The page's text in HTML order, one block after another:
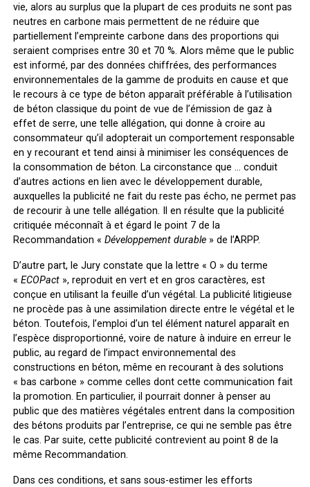
vie, alors au surplus que la plupart de ces produits ne sont pas
neutres en carbone mais permettent de ne réduire que
partiellement l’empreinte carbone dans des proportions qui
seraient comprises entre 30 et 70 %. Alors même que le public
est informé, par des données chiffrées, des performances
environnementales de la gamme de produits en cause et que
le recours à ce type de béton apparaît préférable à l’utilisation
de béton classique du point de vue de l’émission de gaz à
effet de serre, une telle allégation, qui donne à croire au
consommateur qu’il adopterait un comportement responsable
en y recourant et tend ainsi à minimiser les conséquences de
la consommation de béton. La circonstance que … conduit
d’autres actions en lien avec le développement durable,
auxquelles la publicité ne fait du reste pas écho, ne permet pas
de recourir à une telle allégation. Il en résulte que la publicité
critiquée méconnaît à et égard le point 7 de la
Recommandation « Développement durable» de l’ARPP.
D’autre part, le Jury constate que la lettre « O » du terme
« ECOPact», reproduit en vert et en gros caractères, est
conçue en utilisant la feuille d’un végétal. La publicité litigieuse
ne procède pas à une assimilation directe entre le végétal et le
béton. Toutefois, l’emploi d’un tel élément naturel apparaît en
l’espèce disproportionné, voire de nature à induire en erreur le
public, au regard de l’impact environnemental des
constructions en béton, même en recourant à des solutions
« bas carbone » comme celles dont cette communication fait
la promotion. En particulier, il pourrait donner à penser au
public que des matières végétales entrent dans la composition
des bétons produits par l’entreprise, ce qui ne semble pas être
le cas. Par suite, cette publicité contrevient au point 8 de la
même Recommandation.
Dans ces conditions, et sans sous-estimer les efforts